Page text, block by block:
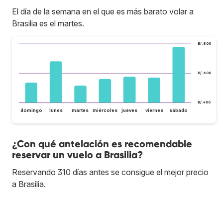
El día de la semana en el que es más barato volar a
Brasilia es el martes.
B/.400
B/.600
B/.800
domingo lunes martes miércoles jueves viernes sábado
¿Con qué antelación es recomendable
reservar un vuelo a Brasilia?
Reservando 310 días antes se consigue el mejor precio
a Brasilia.